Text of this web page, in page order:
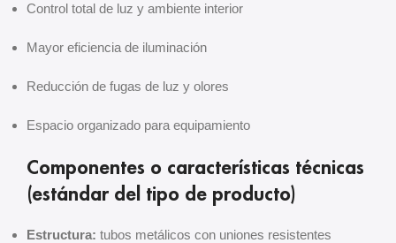
Control total de luz y ambiente interior
Mayor eficiencia de iluminación
Reducción de fugas de luz y olores
Espacio organizado para equipamiento
Componentes o características técnicas
(estándar del tipo de producto)
Estructura: tubos metálicos con uniones resistentes